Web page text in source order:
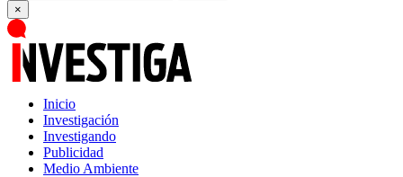
×
Inicio
Investigación
Investigando
Publicidad
Medio Ambiente